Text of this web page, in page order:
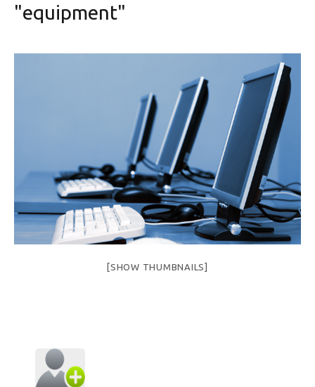
"equipment"
[SHOW THUMBNAILS]